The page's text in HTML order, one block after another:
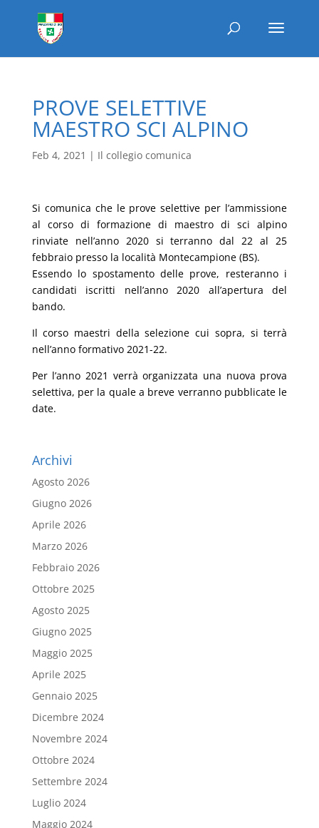
PROVE SELETTIVE
MAESTRO SCI ALPINO
Feb 4, 2021 | Il collegio comunica
Si comunica che le prove selettive per l’ammissione
al corso di formazione di maestro di sci alpino
rinviate nell’anno 2020 si terranno dal 22 al 25
febbraio presso la località Montecampione (BS).
Essendo lo spostamento delle prove, resteranno i
candidati iscritti nell’anno 2020 all’apertura del
bando.
Il corso maestri della selezione cui sopra, si terrà
nell’anno formativo 2021-22.
Per l’anno 2021 verrà organizzata una nuova prova
selettiva, per la quale a breve verranno pubblicate le
date.
Archivi
Agosto 2026
Giugno 2026
Aprile 2026
Marzo 2026
Febbraio 2026
Ottobre 2025
Agosto 2025
Giugno 2025
Maggio 2025
Aprile 2025
Gennaio 2025
Dicembre 2024
Novembre 2024
Ottobre 2024
Settembre 2024
Luglio 2024
Maggio 2024